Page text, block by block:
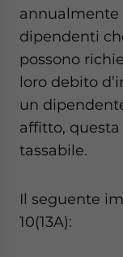
annualmente
dipendenti
possono
loro debito
un
affitto,
tassabile.
Il seguente
10(13A):